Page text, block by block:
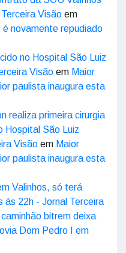
Visão em
é novamente repudiado
no Hospital São Luiz
Visão em Maior
paulista inaugura esta
realiza primeira cirurgia
Hospital São Luiz
Visão em Maior
paulista inaugura esta
Valinhos, só terá
às 22h - Jornal Terceira
bitrem deixa
Dom Pedro I em